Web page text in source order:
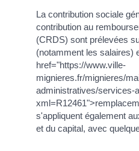
La contribution sociale
contribution au
(CRDS) sont prélevées
(notamment les salaires)
href="https://www.ville-
mignieres.fr/mignieres/
administratives/services-
s'appliquent également
et du capital, avec